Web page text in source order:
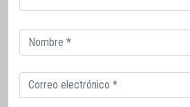
Correo
electrónico
Correo
electrónico